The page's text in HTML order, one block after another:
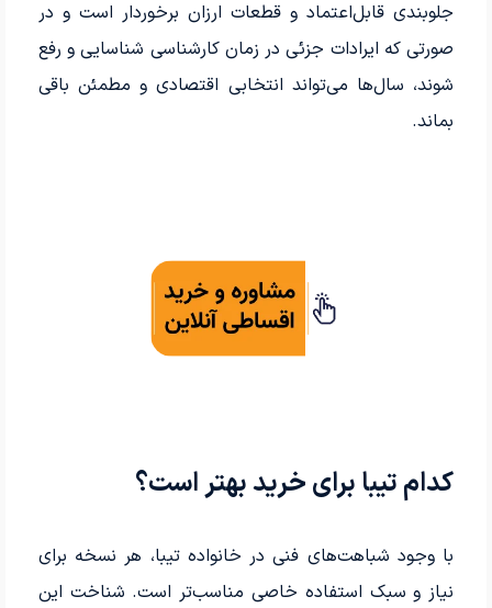
جلوبندی قابل‌اعتماد و قطعات ارزان برخوردار است و در
صورتی که ایرادات جزئی در زمان کارشناسی شناسایی و رفع
شوند، سال‌ها می‌تواند انتخابی اقتصادی و مطمئن باقی
بماند.
کدام تیبا برای خرید بهتر است؟
با وجود شباهت‌های فنی در خانواده تیبا، هر نسخه برای
نیاز و سبک استفاده خاصی مناسب‌تر است. شناخت این